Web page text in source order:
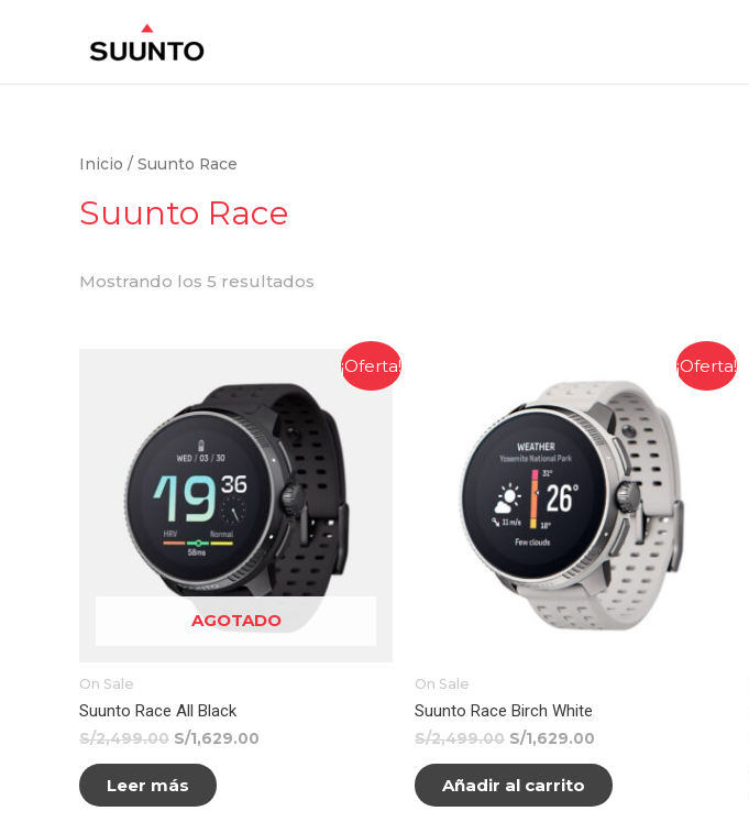
Inicio / Suunto Race
Suunto Race
Mostrando los 5 resultados
¡Oferta!
AGOTADO
On Sale
Suunto Race All Black
S/2,499.00 S/1,629.00
Leer más
¡Oferta!
On Sale
Suunto Race Birch White
S/2,499.00 S/1,629.00
Añadir al carrito